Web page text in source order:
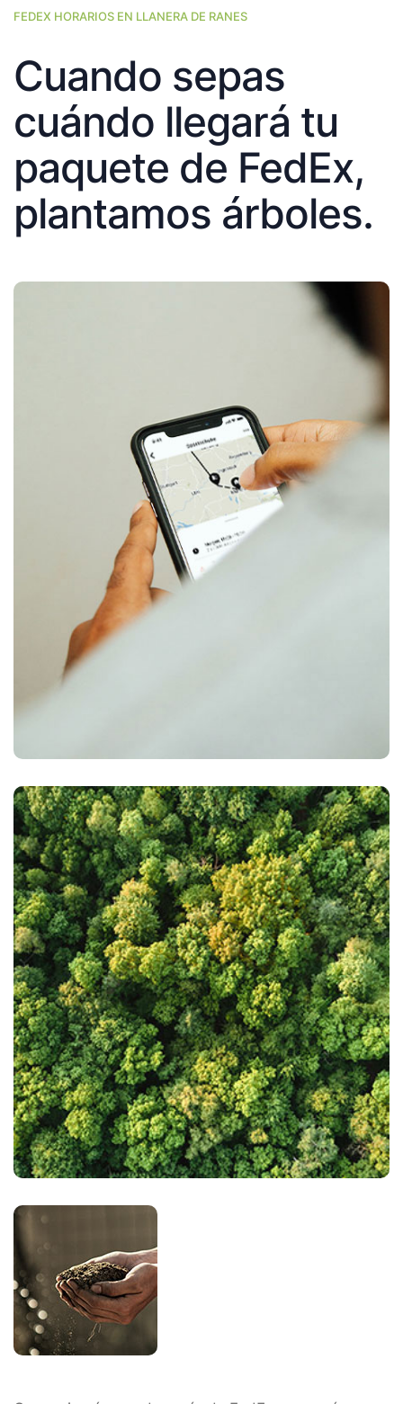
FEDEX HORARIOS EN LLANERA DE RANES
Cuando sepas
cuándo llegará tu
paquete de FedEx,
plantamos árboles.